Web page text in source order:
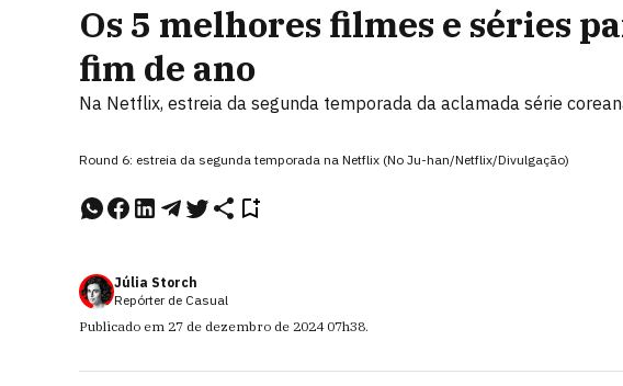
Os 5 melhores filmes e séries
fim de ano
Na Netflix, estreia da segunda temporada da aclamada série
Round 6: estreia da segunda temporada na Netflix (No Ju-han/Netflix/Divulgação)
Júlia Storch
Repórter de Casual
Publicado em 27 de dezembro de 2024 07h38.